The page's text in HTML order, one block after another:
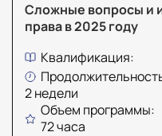
Сложные вопросы и
права в 2025 году
Квалификация:
2 недели
Объем программы:
72 часа